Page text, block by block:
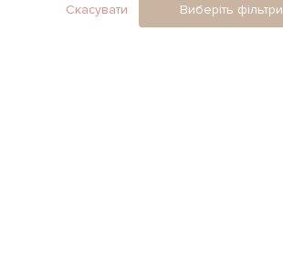
Скасувати Виберіть фільтри